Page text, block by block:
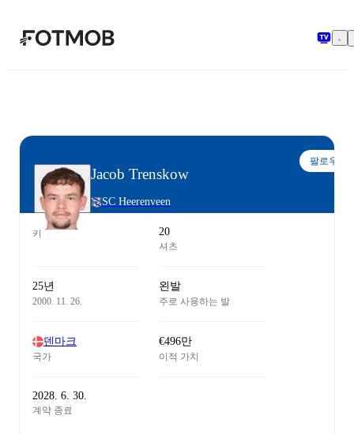
본문으로 건너뛰기
Jacob Trenskow
SC Heerenveen
팔로우
키 20
셔츠
25년
2000. 11. 26.
왼발
주로 사용하는 발
덴마크
국가
€496만
이적 가치
2028. 6. 30.
계약 종료